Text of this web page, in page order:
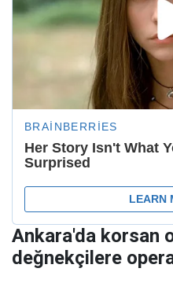
Ankara'da korsan
değnekçilere